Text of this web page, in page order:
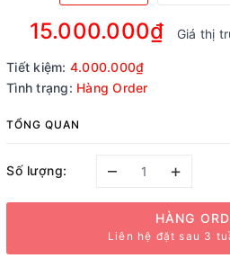
15.000.000₫ Giá thị
Tiết kiệm: 4.000.000₫
Tình trạng: Hàng Order
TỔNG QUAN
Số lượng: – +
HÀNG
Liên hệ đặt sau 3